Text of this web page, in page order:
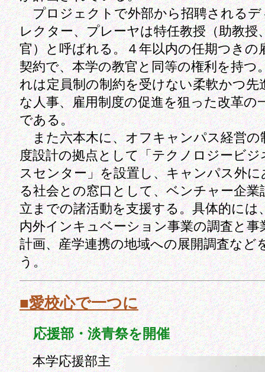
プロジェクトで外部から招聘されるデ
レクター、プレーヤは特任教授（助教授
官）と呼ばれる。４年以内の任期つきの
契約で、本学の教官と同等の権利を持つ
れは定員制の制約を受けない柔軟かつ先
な人事、雇用制度の促進を狙った改革の
である。
また六本木に、オフキャンパス経営の
度設計の拠点として「テクノロジービジ
スセンター」を設置し、キャンパス外に
る社会との窓口として、ベンチャー企業
立までの諸活動を支援する。具体的には
内外インキュベーション事業の調査と事
計画、産学連携の地域への展開調査など
う。
■愛校心で一つに
応援部・淡青祭を開催
本学応援部主